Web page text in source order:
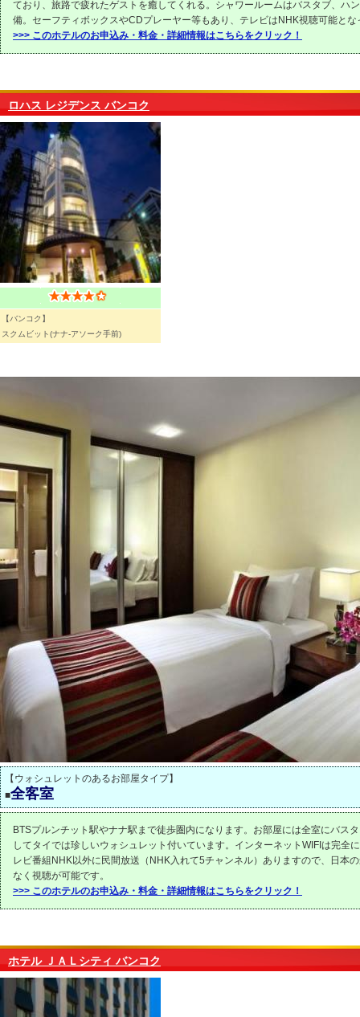
ており、旅路で疲れたゲストを癒してくれる。シャワールームはバスタブ、ハ
備。セーフティボックスやCDプレーヤー等もあり、テレビはNHK視聴可能とな
>>> このホテルのお申込み・料金・詳細情報はこちらをクリック！
ロハス レジデンス バンコク
【バンコク】
スクムビット(ナナ-アソーク手前)
【ウォシュレットのあるお部屋タイプ】
■全客室
BTSプルンチット駅やナナ駅まで徒歩圏内になります。お部屋には全室にバス
してタイでは珍しいウォシュレット付いています。インターネットWIFIは完全
レビ番組NHK以外に民間放送（NHK入れて5チャンネル）ありますので、日本
なく視聴が可能です。
>>> このホテルのお申込み・料金・詳細情報はこちらをクリック！
ホテル ＪＡＬシティ バンコク